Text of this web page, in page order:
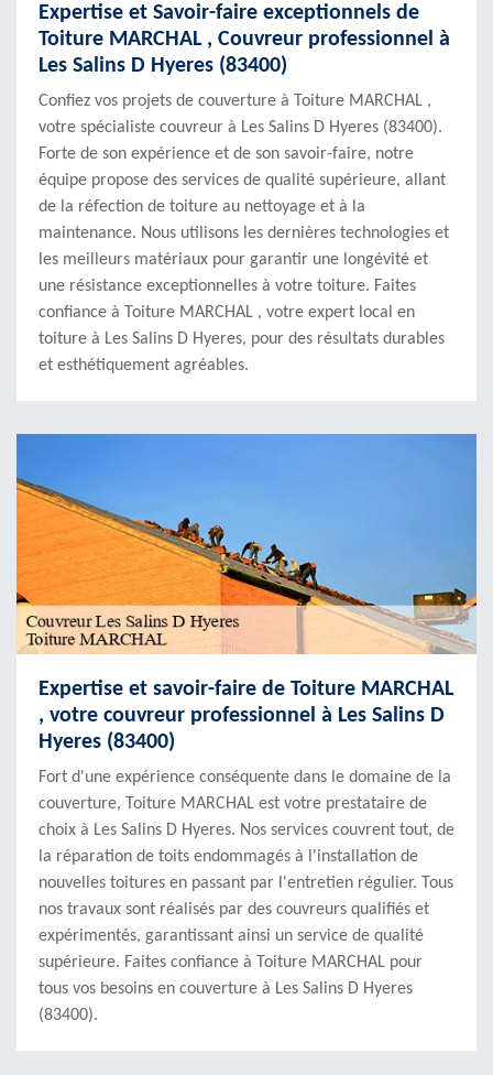
Expertise et Savoir-faire exceptionnels de
Toiture MARCHAL , Couvreur professionnel à
Les Salins D Hyeres (83400)
Confiez vos projets de couverture à Toiture MARCHAL ,
votre spécialiste couvreur à Les Salins D Hyeres (83400).
Forte de son expérience et de son savoir-faire, notre
équipe propose des services de qualité supérieure, allant
de la réfection de toiture au nettoyage et à la
maintenance. Nous utilisons les dernières technologies et
les meilleurs matériaux pour garantir une longévité et
une résistance exceptionnelles à votre toiture. Faites
confiance à Toiture MARCHAL , votre expert local en
toiture à Les Salins D Hyeres, pour des résultats durables
et esthétiquement agréables.
Expertise et savoir-faire de Toiture MARCHAL
, votre couvreur professionnel à Les Salins D
Hyeres (83400)
Fort d'une expérience conséquente dans le domaine de la
couverture, Toiture MARCHAL est votre prestataire de
choix à Les Salins D Hyeres. Nos services couvrent tout, de
la réparation de toits endommagés à l'installation de
nouvelles toitures en passant par l'entretien régulier. Tous
nos travaux sont réalisés par des couvreurs qualifiés et
expérimentés, garantissant ainsi un service de qualité
supérieure. Faites confiance à Toiture MARCHAL pour
tous vos besoins en couverture à Les Salins D Hyeres
(83400).